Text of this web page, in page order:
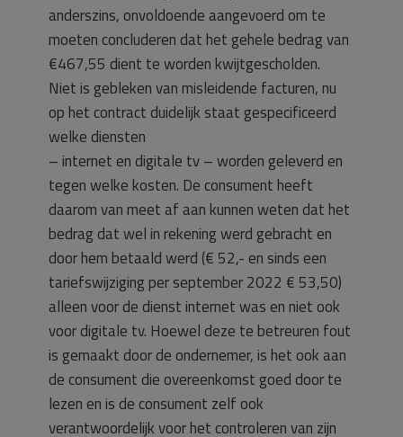
anderszins, onvoldoende aangevoerd om te
moeten concluderen dat het gehele bedrag van
€467,55 dient te worden kwijtgescholden.
Niet is gebleken van misleidende facturen, nu
op het contract duidelijk staat gespecificeerd
welke diensten
– internet en digitale tv – worden geleverd en
tegen welke kosten. De consument heeft
daarom van meet af aan kunnen weten dat het
bedrag dat wel in rekening werd gebracht en
door hem betaald werd (€ 52,- en sinds een
tariefswijziging per september 2022 € 53,50)
alleen voor de dienst internet was en niet ook
voor digitale tv. Hoewel deze te betreuren fout
is gemaakt door de ondernemer, is het ook aan
de consument die overeenkomst goed door te
lezen en is de consument zelf ook
verantwoordelijk voor het controleren van zijn